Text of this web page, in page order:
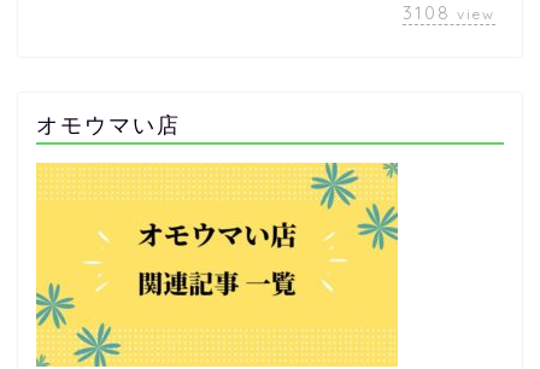
3108 view
オモウマい店